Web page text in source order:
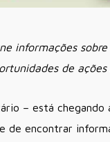
informações
de ações
– está
encontrar